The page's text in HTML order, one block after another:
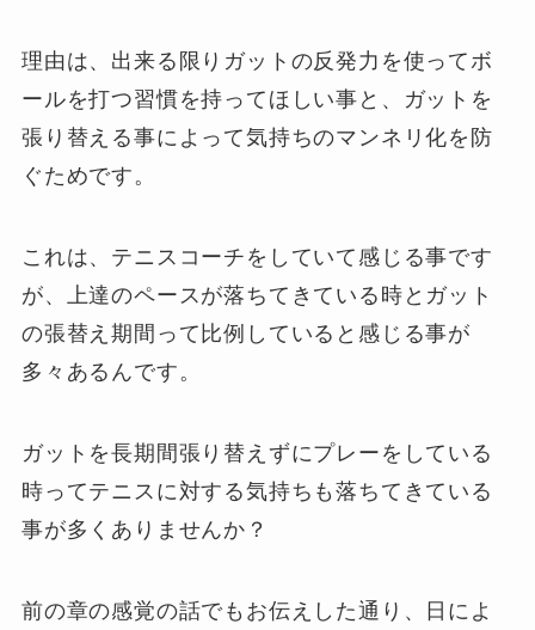
理由は、出来る限りガットの反発力を使ってボ
ールを打つ習慣を持ってほしい事と、ガットを
張り替える事によって気持ちのマンネリ化を防
ぐためです。
これは、テニスコーチをしていて感じる事です
が、上達のペースが落ちてきている時とガット
の張替え期間って比例していると感じる事が
多々あるんです。
ガットを長期間張り替えずにプレーをしている
時ってテニスに対する気持ちも落ちてきている
事が多くありませんか？
前の章の感覚の話でもお伝えした通り、日によ